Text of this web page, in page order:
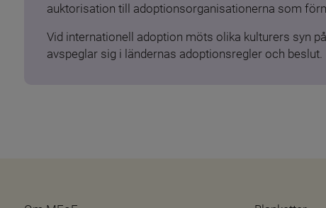
auktorisation till adoptionsorganisationerna som
Vid internationell adoption möts olika kulturers syn
avspeglar sig i ländernas adoptionsregler och beslut.